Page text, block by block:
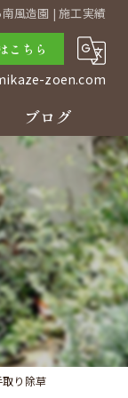
風造園 | 施工実績
こちら
zoen.com
ブログ
コラム
り除草